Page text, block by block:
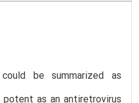
be summarized as
as an antiretrovirus